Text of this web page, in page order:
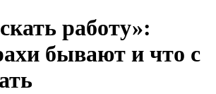
работу»:
бывают и что с